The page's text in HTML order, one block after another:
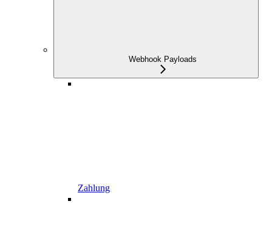
Webhook Payloads
Zahlung